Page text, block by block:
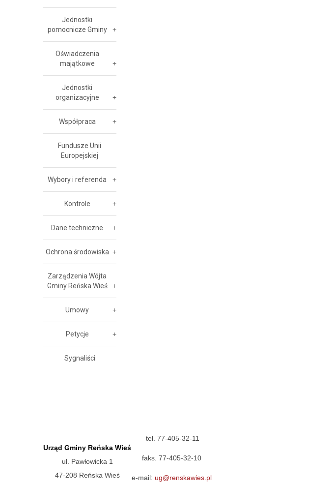
Jednostki
pomocnicze Gminy
Oświadczenia
majątkowe
Jednostki
organizacyjne
Współpraca
Fundusze Unii
Europejskiej
Wybory i referenda
Kontrole
Dane techniczne
Ochrona środowiska
Zarządzenia Wójta
Gminy Reńska Wieś
Umowy
Petycje
Sygnaliści
Urząd Gminy Reńska Wieś
ul. Pawłowicka 1
47-208 Reńska Wieś
tel. 77-405-32-11
faks. 77-405-32-10
e-mail: ug@renskawies.pl